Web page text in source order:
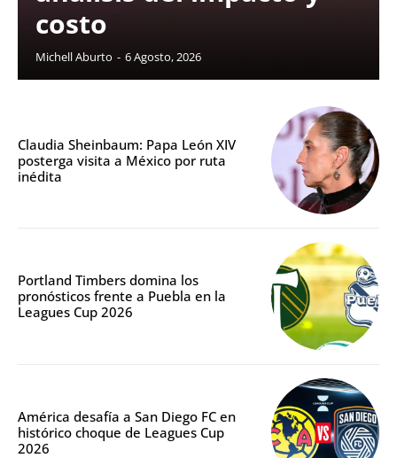
costo
Michell Aburto - 6 Agosto, 2026
Claudia Sheinbaum: Papa León XIV
posterga visita a México por ruta
inédita
Portland Timbers domina los
pronósticos frente a Puebla en la
Leagues Cup 2026
América desafía a San Diego FC en
histórico choque de Leagues Cup
2026